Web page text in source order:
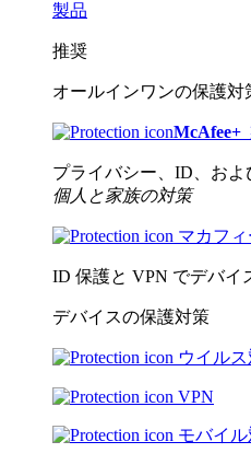
製品
推奨
オールインワンの保護対
McAfee+
プライバシー、ID、およ
個人と家族の対策
マカフ
ID 保護と VPN でデバイ
デバイスの保護対策
ウイル
VPN
モバイ